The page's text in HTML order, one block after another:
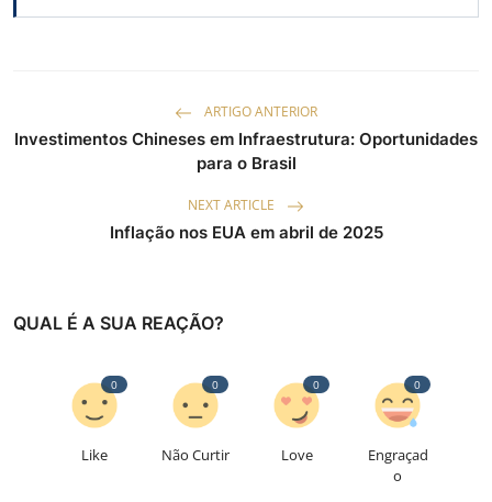
ARTIGO ANTERIOR
Investimentos Chineses em Infraestrutura: Oportunidades
para o Brasil
NEXT ARTICLE
Inflação nos EUA em abril de 2025
QUAL É A SUA REAÇÃO?
Like
0
Não Curtir
0
Love
0
Engraçad
o
0